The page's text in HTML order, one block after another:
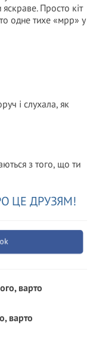
Просто кіт
одне тихе «мрр» у
і слухала, як
з того, що ти
ЦЕ ДРУЗЯМ!
варто